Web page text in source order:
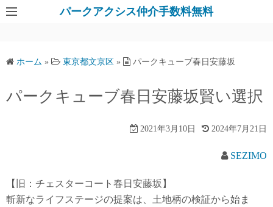
パークアクシス仲介手数料無料
ホーム » 東京都文京区 » パークキューブ春日安藤坂
パークキューブ春日安藤坂賢い選択
2021年3月10日 2024年7月21日
SEZIMO
【旧：チェスターコート春日安藤坂】
斬新なライフステージの提案は、土地柄の検証から始ま